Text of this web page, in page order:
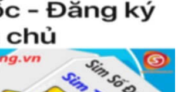
vị cung cấp sim số đẹp lục quý 9, sim giá rẻ
thường mất nhiều thời gian ở khoản lựa số,
tốt về phong thủy thì mới là sim hoàn
chọn mua được sim lục quý 9 là bạn vào